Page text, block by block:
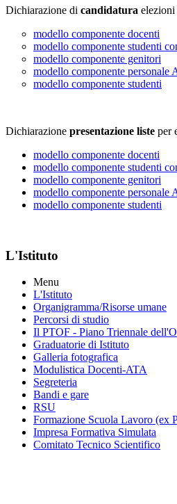
Dichiarazione di candidatura
modello componente docenti
modello componente studenti
modello componente genitori
modello componente personale
modello componente studenti
Dichiarazione presentazione liste per
modello componente docenti
modello componente studenti
modello componente genitori
modello componente personale
modello componente studenti
L'Istituto
Menu
L'Istituto
Organigramma/Risorse umane
Percorsi di studio
Il PTOF - Piano Triennale
Graduatorie di Istituto
Galleria fotografica
Modulistica Docenti-ATA
Segreteria
Bandi e gare
RSU
Formazione Scuola Lavoro (ex
Impresa Formativa Simulata
Comitato Tecnico Scientifico